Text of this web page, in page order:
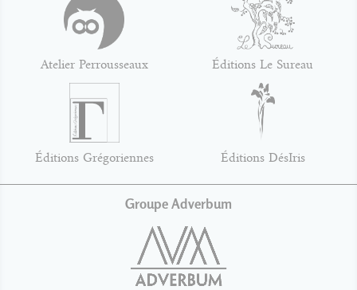
Atelier Perrousseaux Éditions Le Sureau
Éditions Grégoriennes Éditions DésIris
Groupe Adverbum